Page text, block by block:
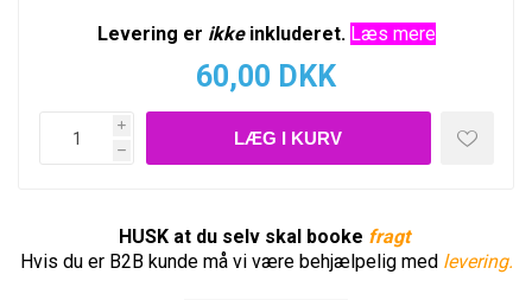
Levering er ikkeinkluderet. Læs mere
60,00 DKK
i
h
HUSK at du selv skal booke fragt
Hvis du er B2B kunde må vi være behjælpelig med levering.